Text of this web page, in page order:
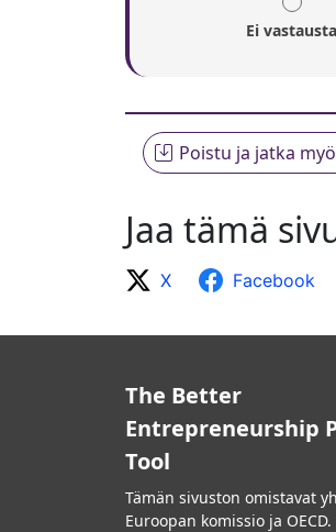
Ei vastausta
Jaa tämä
X Facebook
The Better
Entrepreneurship
Tool
Tämän sivuston omistavat
Euroopan komissio ja OECD.